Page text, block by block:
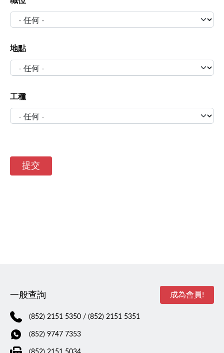
地點
工種
一般查詢
(852) 2151 5350 / (852) 2151 5351
(852) 9747 7353
成為會員!